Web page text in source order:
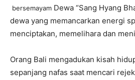
bersemayam Dewa “Sang Hyang
dewa yang memancarkan energi
menciptakan, memelihara dan
Orang Bali mengadukan kisah
sepanjang nafas saat mencari